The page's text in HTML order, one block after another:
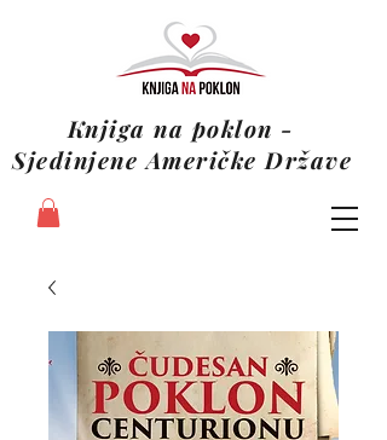
Knjiga na poklon -
Sjedinjene Američke Države